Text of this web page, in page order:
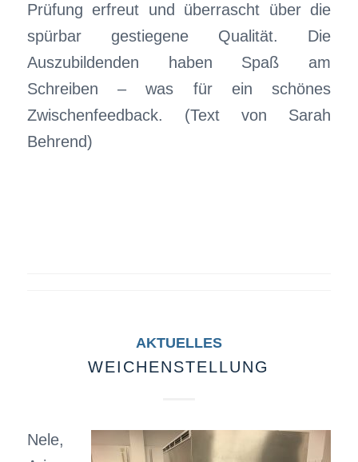
Prüfung erfreut und überrascht über die
spürbar gestiegene Qualität. Die
Auszubildenden haben Spaß am
Schreiben – was für ein schönes
Zwischenfeedback. (Text von Sarah
Behrend)
AKTUELLES
WEICHENSTELLUNG
Nele,